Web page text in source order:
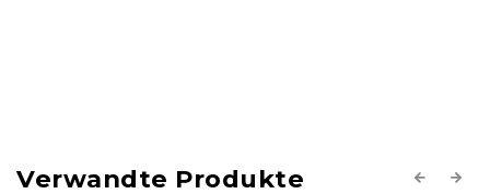
Verwandte Produkte Previous
Next